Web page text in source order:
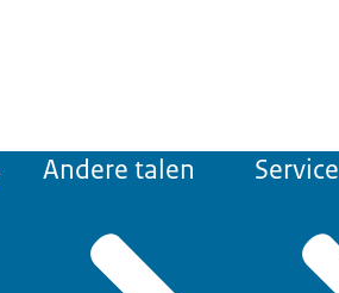
Andere talen Service